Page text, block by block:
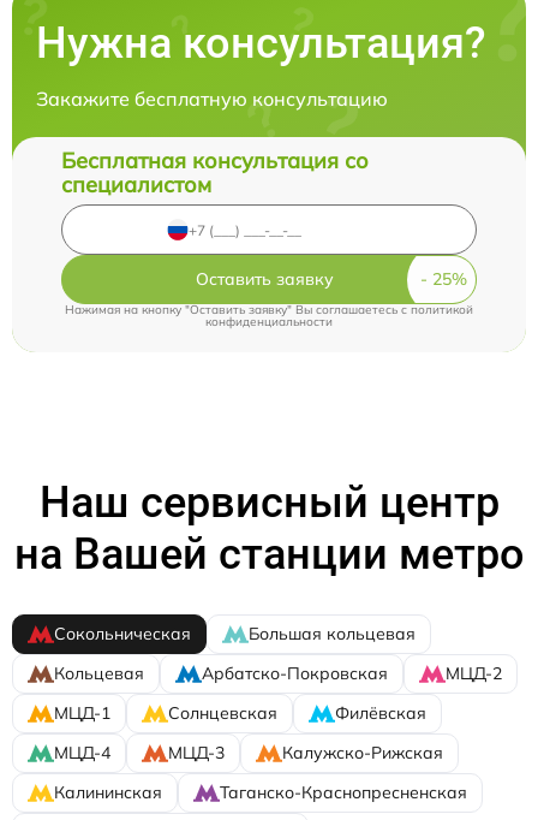
Нужна консультация?
Закажите бесплатную консультацию
Бесплатная консультация со
специалистом
Оставить заявку
Нажимая на кнопку "Оставить заявку" Вы соглашаетесь cполитикой
конфиденциальности
Наш сервисный центр
на Вашей станции метро
Сокольническая
Большая кольцевая
Кольцевая
Арбатско-Покровская
МЦД-2
МЦД-1
Солнцевская
Филёвская
МЦД-4
МЦД-3
Калужско-Рижская
Калининская
Таганско-Краснопресненская